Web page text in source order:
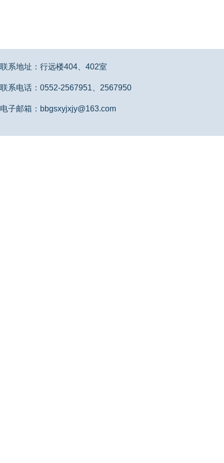
联系地址：行远楼404、402室
联系电话：0552-2567951、2567950
电子邮箱：bbgsxyjxjy@163.com